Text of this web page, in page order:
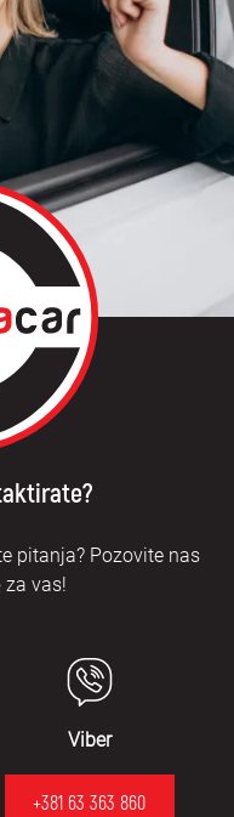
pitanja? Pozovite nas
vas!
Viber
+381 63 363 860